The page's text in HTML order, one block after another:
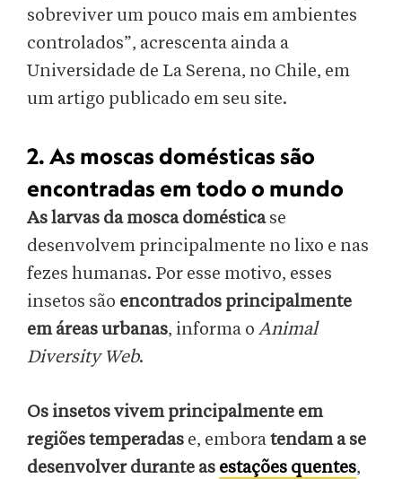
sobreviver um pouco mais em ambientes
controlados”, acrescenta ainda a
Universidade de La Serena, no Chile, em
um artigo publicado em seu site.
2. As moscas domésticas são
encontradas em todo o mundo
As larvas da mosca domésticase
desenvolvem principalmente no lixo e nas
fezes humanas. Por esse motivo, esses
insetos são encontrados principalmente
em áreas urbanas, informa o Animal
Diversity Web.
Os insetos vivem principalmente em
regiões temperadas e, emboratendam a se
desenvolver durante as estações quentes,